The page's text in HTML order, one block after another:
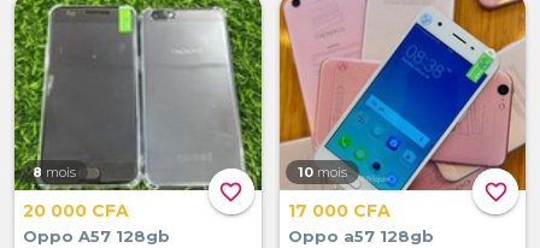
favorite_border
8 mois
20 000 CFA
Oppo A57 128gb
favorite_border
10 mois
17 000 CFA
Oppo a57 128gb